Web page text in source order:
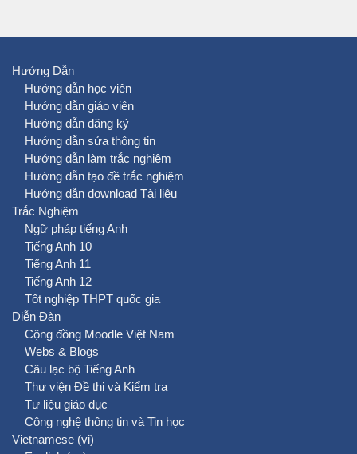
Hướng Dẫn
Hướng dẫn học viên
Hướng dẫn giáo viên
Hướng dẫn đăng ký
Hướng dẫn sửa thông tin
Hướng dẫn làm trắc nghiệm
Hướng dẫn tạo đề trắc nghiệm
Hướng dẫn download Tài liệu
Trắc Nghiệm
Ngữ pháp tiếng Anh
Tiếng Anh 10
Tiếng Anh 11
Tiếng Anh 12
Tốt nghiệp THPT quốc gia
Diễn Đàn
Cộng đồng Moodle Việt Nam
Webs & Blogs
Câu lạc bộ Tiếng Anh
Thư viện Đề thi và Kiểm tra
Tư liệu giáo dục
Công nghệ thông tin và Tin học
Vietnamese ‎(vi)‎